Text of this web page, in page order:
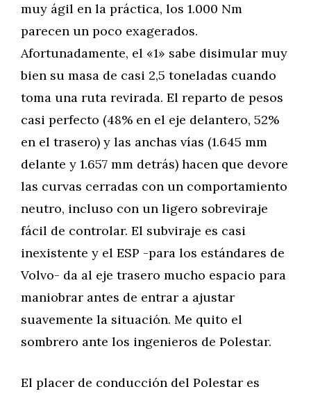
muy ágil en la práctica, los 1.000 Nm
parecen un poco exagerados.
Afortunadamente, el «1» sabe disimular muy
bien su masa de casi 2,5 toneladas cuando
toma una ruta revirada. El reparto de pesos
casi perfecto (48% en el eje delantero, 52%
en el trasero) y las anchas vías (1.645 mm
delante y 1.657 mm detrás) hacen que devore
las curvas cerradas con un comportamiento
neutro, incluso con un ligero sobreviraje
fácil de controlar. El subviraje es casi
inexistente y el ESP -para los estándares de
Volvo- da al eje trasero mucho espacio para
maniobrar antes de entrar a ajustar
suavemente la situación. Me quito el
sombrero ante los ingenieros de Polestar.
El placer de conducción del Polestar es